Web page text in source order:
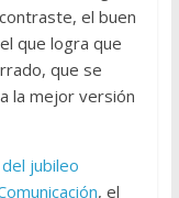
el buen
que logra que
que se
la mejor versión
jubileo
, el